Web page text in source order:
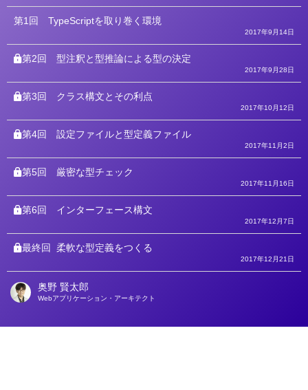
ゴ
リ
ー
第1回 TypeScriptを取り巻く環境
2017年9月14日
第2回 型注釈と型推論による型の決定
2017年9月28日
第3回 クラス構文とその利点
2017年10月12日
第4回 設定ファイルと型定義ファイル
2017年11月2日
第5回 厳密な型チェック
2017年11月16日
第6回 インターフェース構文
2017年12月7日
最終回 柔軟な型定義をつくる
2017年12月21日
著
奥野 賢太郎
Webアプリケーション・アーキテクト